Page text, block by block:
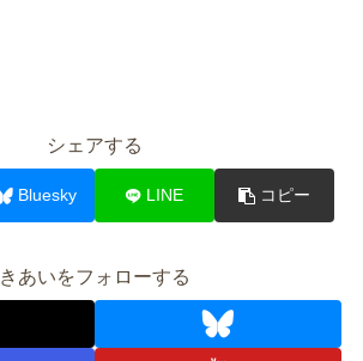
シェアする
Bluesky LINE コピー
きあいをフォローする